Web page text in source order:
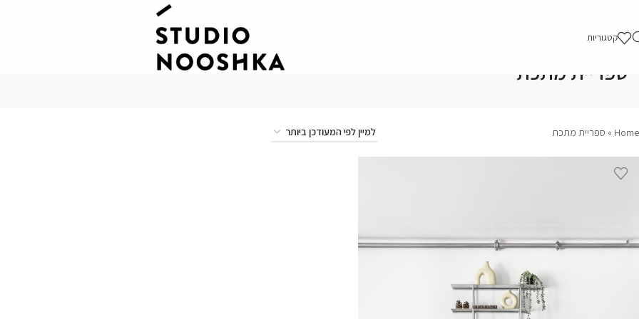
קטגוריות
ספריית מתכת
Home
» ספריית מתכת